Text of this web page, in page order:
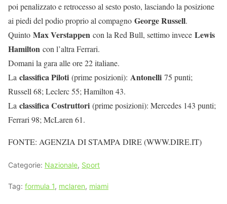
poi penalizzato e retrocesso al sesto posto, lasciando la posizione
ai piedi del podio proprio al compagno George Russell.
Quinto Max Verstappen con la Red Bull, settimo invece Lewis
Hamilton con l’altra Ferrari.
Domani la gara alle ore 22 italiane.
La classifica Piloti (prime posizioni): Antonelli 75 punti;
Russell 68; Leclerc 55; Hamilton 43.
La classifica Costruttori (prime posizioni): Mercedes 143 punti;
Ferrari 98; McLaren 61.
FONTE: AGENZIA DI STAMPA DIRE (WWW.DIRE.IT)
Categorie: Nazionale, Sport
Tag: formula 1, mclaren, miami